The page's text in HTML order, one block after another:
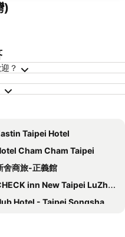
)
？
Taipei Hotel
Cham Cham Taipei
舍商旅-正義館
inn New Taipei LuZhou
Hotel - Taipei Songshan Airport